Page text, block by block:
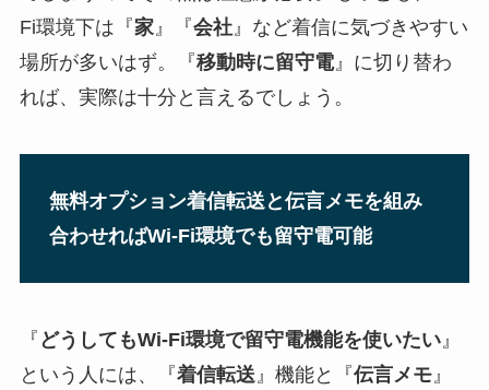
Fi環境下は『家』『会社』など着信に気づきやすい
場所が多いはず。『移動時に留守電』に切り替わ
れば、実際は十分と言えるでしょう。
無料オプション着信転送と伝言メモを組み
合わせればWi-Fi環境でも留守電可能
『 どうしてもWi-Fi環境で留守電機能を使いたい』
という人には、『着信転送 』機能と『伝言メモ』